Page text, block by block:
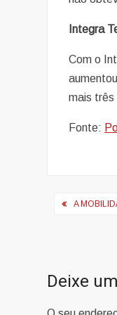
Integra
Com o
mais três
Fonte:
A
Deixe